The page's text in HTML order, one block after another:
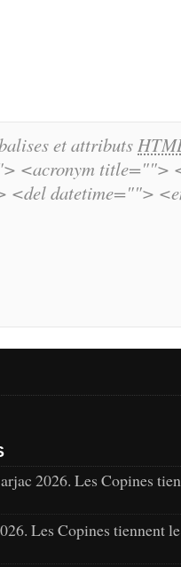
et attributs
<acronym title="">
<del datetime="">
2026. Les Copines
Les Copines tiennent